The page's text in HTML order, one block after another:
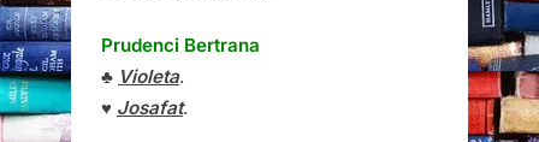
Prudenci Bertrana
♣ Violeta.
♥ Josafat.